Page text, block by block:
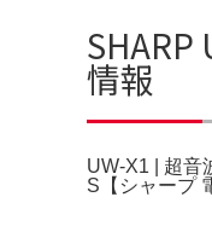
SHARP
情報
UW-X1 | 超音
S【シャープ